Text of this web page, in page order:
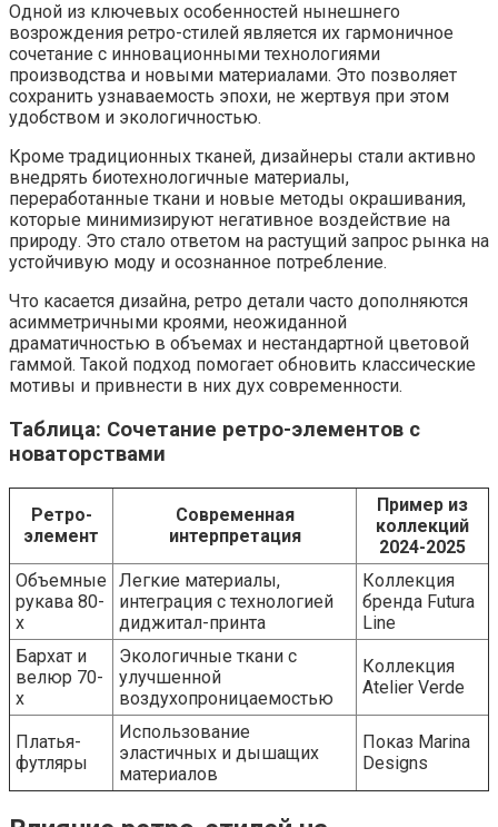
Одной из ключевых особенностей нынешнего
возрождения ретро-стилей является их гармоничное
сочетание с инновационными технологиями
производства и новыми материалами. Это позволяет
сохранить узнаваемость эпохи, не жертвуя при этом
удобством и экологичностью.
Кроме традиционных тканей, дизайнеры стали активно
внедрять биотехнологичные материалы,
переработанные ткани и новые методы окрашивания,
которые минимизируют негативное воздействие на
природу. Это стало ответом на растущий запрос рынка на
устойчивую моду и осознанное потребление.
Что касается дизайна, ретро детали часто дополняются
асимметричными кроями, неожиданной
драматичностью в объемах и нестандартной цветовой
гаммой. Такой подход помогает обновить классические
мотивы и привнести в них дух современности.
Таблица: Сочетание ретро-элементов с
новаторствами
Ретро-
элемент
Современная
интерпретация
Пример из
коллекций
2024-2025
Объемные
рукава 80-
х
Легкие материалы,
интеграция с технологией
диджитал-принта
Коллекция
бренда Futura
Line
Бархат и
велюр 70-
х
Экологичные ткани с
улучшенной
воздухопроницаемостью
Коллекция
Atelier Verde
Платья-
футляры
Использование
эластичных и дышащих
материалов
Показ Marina
Designs